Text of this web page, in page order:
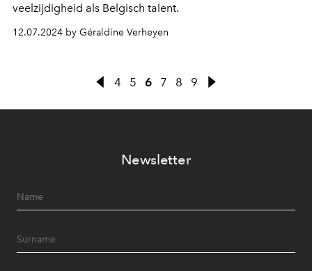
veelzijdigheid als Belgisch talent.
12.07.2024 by Géraldine Verheyen
4 5 6 7 8 9
Newsletter